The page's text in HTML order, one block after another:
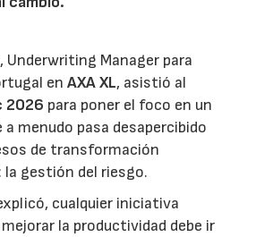
Underwriting Manager para
enAXA XL, asistió al
2026 para poner el foco en un
a menudo pasa desapercibido
de transformación
la gestión del riesgo.
cualquier iniciativa
la productividad debe ir